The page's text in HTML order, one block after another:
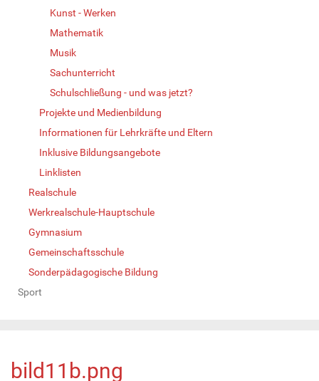
Kunst - Werken
Mathematik
Musik
Sachunterricht
Schulschließung - und was jetzt?
Projekte und Medienbildung
Informationen für Lehrkräfte und Eltern
Inklusive Bildungsangebote
Linklisten
Realschule
Werkrealschule-Hauptschule
Gymnasium
Gemeinschaftsschule
Sonderpädagogische Bildung
Sport
bild11b.png